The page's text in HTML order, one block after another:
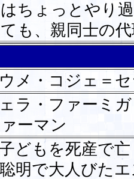
ちょっとやり
も、親同士の
・コジェ＝
・ファーミ
ーマン
どもを死産で
明で大人びた